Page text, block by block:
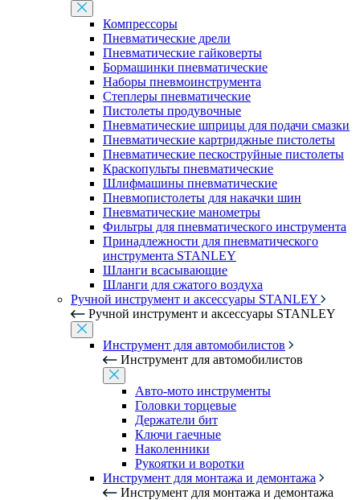
Компрессоры
Пневматические дрели
Пневматические гайковерты
Бормашинки пневматические
Наборы пневмоинструмента
Степлеры пневматические
Пистолеты продувочные
Пневматические шприцы для подачи смазки
Пневматические картриджные пистолеты
Пневматические пескоструйные пистолеты
Краскопульты пневматические
Шлифмашины пневматические
Пневмопистолеты для накачки шин
Пневматические манометры
Фильтры для пневматического инструмента
Принадлежности для пневматического
инструмента STANLEY
Шланги всасывающие
Шланги для сжатого воздуха
Ручной инструмент и аксессуары STANLEY
Ручной инструмент и аксессуары STANLEY
Инструмент для автомобилистов
Инструмент для автомобилистов
Авто-мото инструменты
Головки торцевые
Держатели бит
Ключи гаечные
Наколенники
Рукоятки и воротки
Инструмент для монтажа и демонтажа
Инструмент для монтажа и демонтажа